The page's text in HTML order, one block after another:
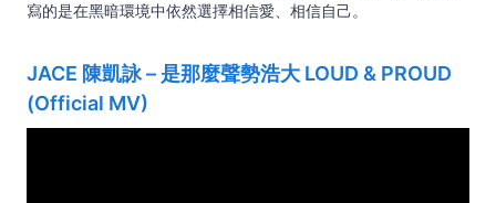
寫的是在黑暗環境中依然選擇相信愛、相信自己。
JACE 陳凱詠 – 是那麼聲勢浩大 LOUD & PROUD
(Official MV)